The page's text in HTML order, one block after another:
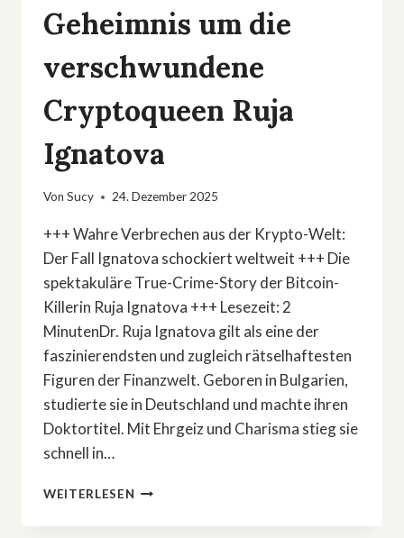
Geheimnis um die
verschwundene
Cryptoqueen Ruja
Ignatova
Von Sucy 24. Dezember 2025
+++ Wahre Verbrechen aus der Krypto-Welt:
Der Fall Ignatova schockiert weltweit +++ Die
spektakuläre True-Crime-Story der Bitcoin-
Killerin Ruja Ignatova +++ Lesezeit: 2
MinutenDr. Ruja Ignatova gilt als eine der
faszinierendsten und zugleich rätselhaftesten
Figuren der Finanzwelt. Geboren in Bulgarien,
studierte sie in Deutschland und machte ihren
Doktortitel. Mit Ehrgeiz und Charisma stieg sie
schnell in…
WEITERLESEN TRUE
DAS